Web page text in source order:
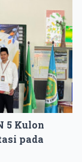
5 Kulon
pada